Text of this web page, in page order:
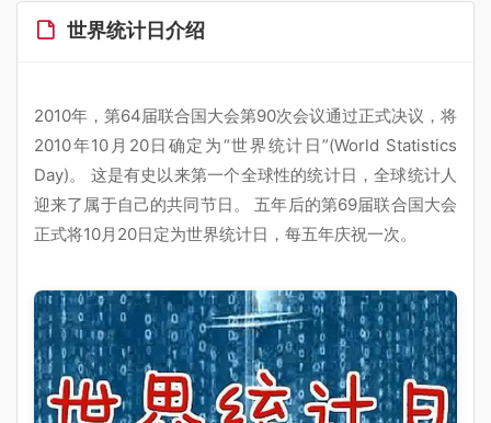
世界统计日介绍
2010年，第64届联合国大会第90次会议通过正式决议，将
2010年10月20日确定为“世界统计日”(World Statistics
Day)。 这是有史以来第一个全球性的统计日，全球统计人
迎来了属于自己的共同节日。 五年后的第69届联合国大会
正式将10月20日定为世界统计日，每五年庆祝一次。